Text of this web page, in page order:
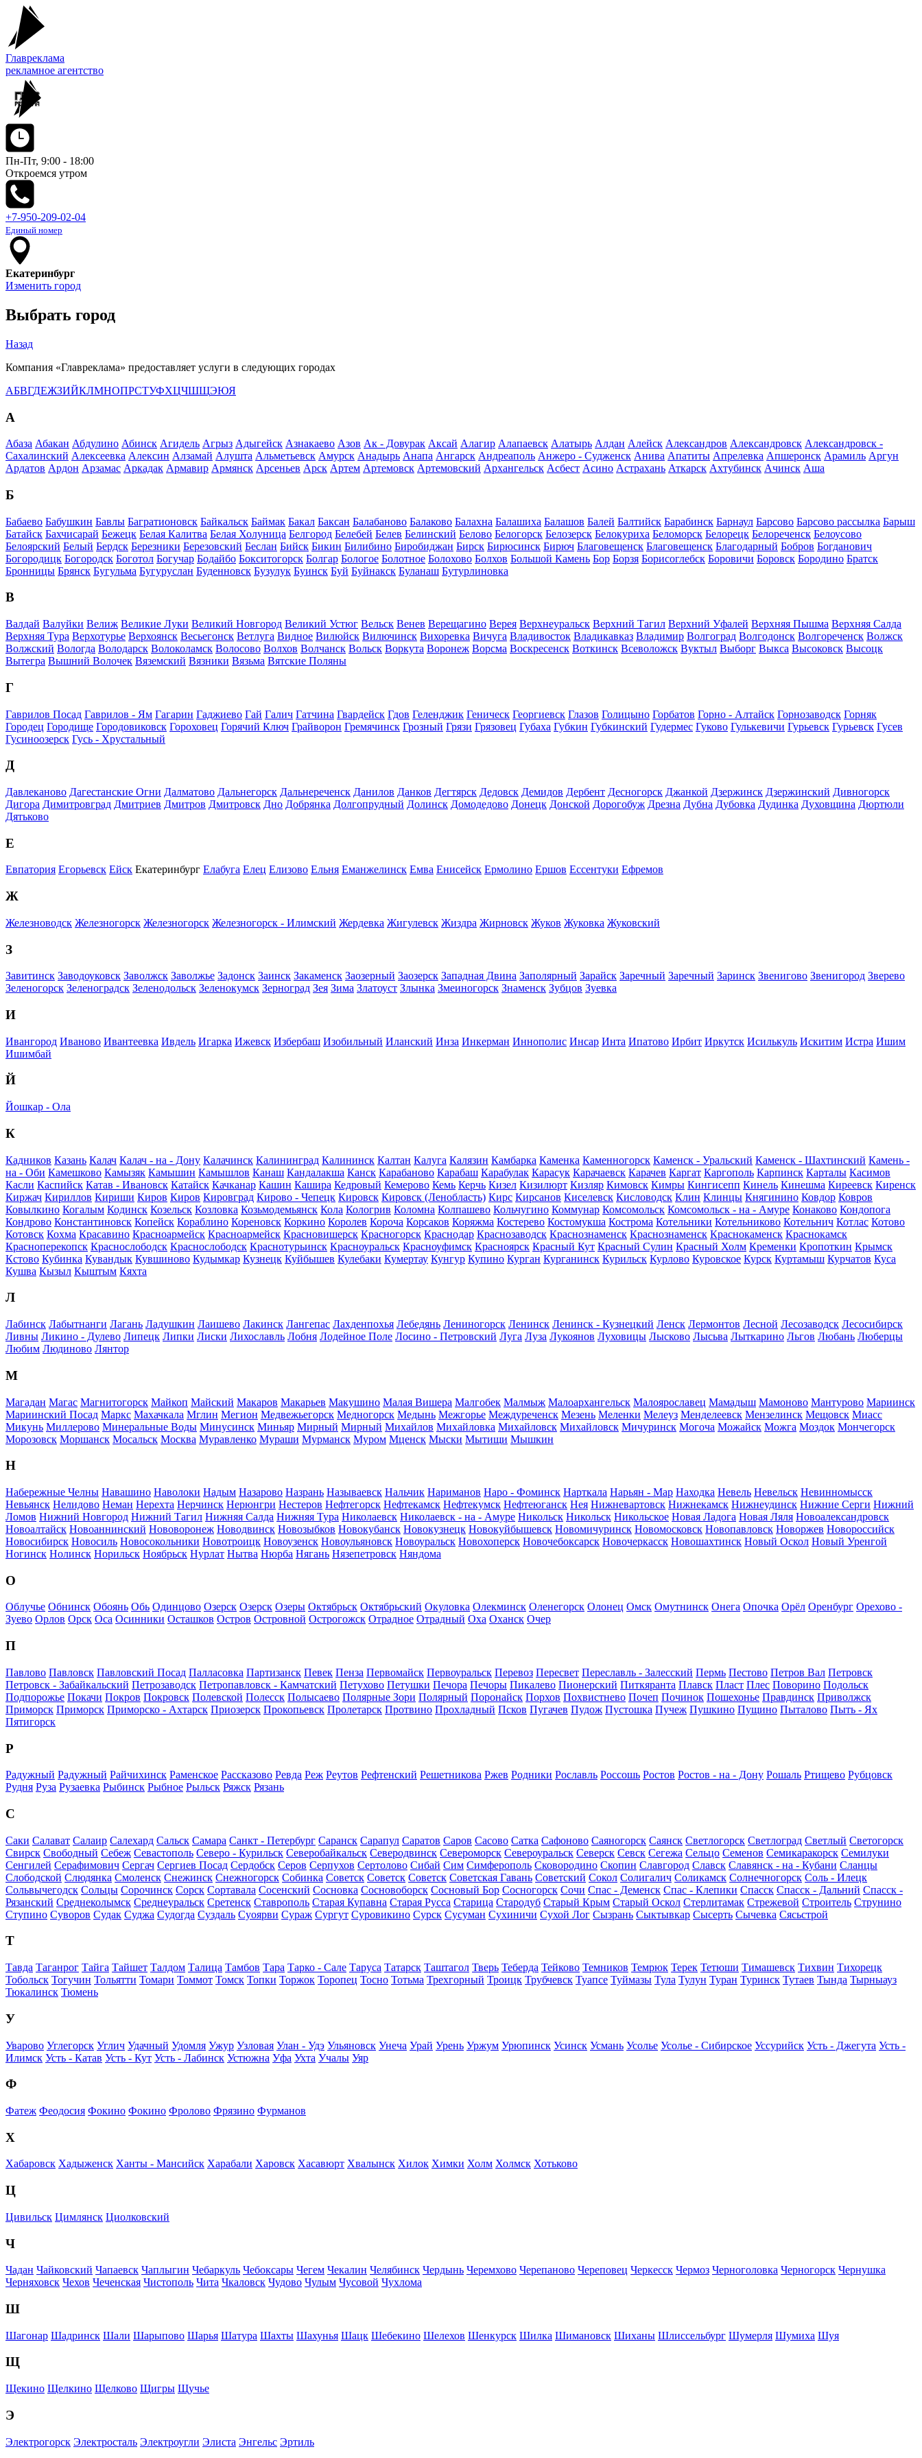
Главреклама
рекламное агентство
Пн-Пт, 9:00 - 18:00
Откроемся утром
+7-950-209-02-04
Единый номер
Екатеринбург
Изменить город
Выбрать город
Назад
Компания «Главреклама» предоставляет услуги в следующих городах
АБВГДЕЖЗИЙКЛМНОПРСТУФХЦЧШЩЭЮЯ
А
Абаза Абакан Абдулино Абинск Агидель Агрыз Адыгейск Азнакаево Азов Ак - Довурак Аксай Алагир Алапаевск Алатырь Алдан Алейск Александров Александровск Александровск -
Сахалинский Алексеевка Алексин Алзамай Алушта Альметьевск Амурск Анадырь Анапа Ангарск Андреаполь Анжеро - Судженск Анива Апатиты Апрелевка Апшеронск Арамиль Аргун
Ардатов Ардон Арзамас Аркадак Армавир Армянск Арсеньев Арск Артем Артемовск Артемовский Архангельск Асбест Асино Астрахань Аткарск Ахтубинск Ачинск Аша
Б
Бабаево Бабушкин Бавлы Багратионовск Байкальск Баймак Бакал Баксан Балабаново Балаково Балахна Балашиха Балашов Балей Балтийск Барабинск Барнаул Барсово Барсово рассылка Барыш
Батайск Бахчисарай Бежецк Белая Калитва Белая Холуница Белгород Белебей Белев Белинский Белово Белогорск Белозерск Белокуриха Беломорск Белорецк Белореченск Белоусово
Белоярский Белый Бердск Березники Березовский Беслан Бийск Бикин Билибино Биробиджан Бирск Бирюсинск Бирюч Благовещенск Благовещенск Благодарный Бобров Богданович
Богородицк Богородск Боготол Богучар Бодайбо Бокситогорск Болгар Бологое Болотное Болохово Болхов Большой Камень Бор Борзя Борисоглебск Боровичи Боровск Бородино Братск
Бронницы Брянск Бугульма Бугуруслан Буденновск Бузулук Буинск Буй Буйнакск Буланаш Бутурлиновка
В
Валдай Валуйки Велиж Великие Луки Великий Новгород Великий Устюг Вельск Венев Верещагино Верея Верхнеуральск Верхний Тагил Верхний Уфалей Верхняя Пышма Верхняя Салда
Верхняя Тура Верхотурье Верхоянск Весьегонск Ветлуга Видное Вилюйск Вилючинск Вихоревка Вичуга Владивосток Владикавказ Владимир Волгоград Волгодонск Волгореченск Волжск
Волжский Вологда Володарск Волоколамск Волосово Волхов Волчанск Вольск Воркута Воронеж Ворсма Воскресенск Воткинск Всеволожск Вуктыл Выборг Выкса Высоковск Высоцк
Вытегра Вышний Волочек Вяземский Вязники Вязьма Вятские Поляны
Г
Гаврилов Посад Гаврилов - Ям Гагарин Гаджиево Гай Галич Гатчина Гвардейск Гдов Геленджик Геническ Георгиевск Глазов Голицыно Горбатов Горно - Алтайск Горнозаводск Горняк
Городец Городище Городовиковск Гороховец Горячий Ключ Грайворон Гремячинск Грозный Грязи Грязовец Губаха Губкин Губкинский Гудермес Гуково Гулькевичи Гурьевск Гурьевск Гусев
Гусиноозерск Гусь - Хрустальный
Д
Давлеканово Дагестанские Огни Далматово Дальнегорск Дальнереченск Данилов Данков Дегтярск Дедовск Демидов Дербент Десногорск Джанкой Дзержинск Дзержинский Дивногорск
Дигора Димитровград Дмитриев Дмитров Дмитровск Дно Добрянка Долгопрудный Долинск Домодедово Донецк Донской Дорогобуж Дрезна Дубна Дубовка Дудинка Духовщина Дюртюли
Дятьково
Е
Евпатория Егорьевск Ейск Екатеринбург Елабуга Елец Елизово Ельня Еманжелинск Емва Енисейск Ермолино Ершов Ессентуки Ефремов
Ж
Железноводск Железногорск Железногорск Железногорск - Илимский Жердевка Жигулевск Жиздра Жирновск Жуков Жуковка Жуковский
З
Завитинск Заводоуковск Заволжск Заволжье Задонск Заинск Закаменск Заозерный Заозерск Западная Двина Заполярный Зарайск Заречный Заречный Заринск Звенигово Звенигород Зверево
Зеленогорск Зеленоградск Зеленодольск Зеленокумск Зерноград Зея Зима Златоуст Злынка Змеиногорск Знаменск Зубцов Зуевка
И
Ивангород Иваново Ивантеевка Ивдель Игарка Ижевск Избербаш Изобильный Иланский Инза Инкерман Иннополис Инсар Инта Ипатово Ирбит Иркутск Исилькуль Искитим Истра Ишим
Ишимбай
Й
Йошкар - Ола
К
Кадников Казань Калач Калач - на - Дону Калачинск Калининград Калининск Калтан Калуга Калязин Камбарка Каменка Каменногорск Каменск - Уральский Каменск - Шахтинский Камень -
на - Оби Камешково Камызяк Камышин Камышлов Канаш Кандалакша Канск Карабаново Карабаш Карабулак Карасук Карачаевск Карачев Каргат Каргополь Карпинск Карталы Касимов
Касли Каспийск Катав - Ивановск Катайск Качканар Кашин Кашира Кедровый Кемерово Кемь Керчь Кизел Кизилюрт Кизляр Кимовск Кимры Кингисепп Кинель Кинешма Киреевск Киренск
Киржач Кириллов Кириши Киров Киров Кировград Кирово - Чепецк Кировск Кировск (Ленобласть) Кирс Кирсанов Киселевск Кисловодск Клин Клинцы Княгинино Ковдор Ковров
Ковылкино Когалым Кодинск Козельск Козловка Козьмодемьянск Кола Кологрив Коломна Колпашево Кольчугино Коммунар Комсомольск Комсомольск - на - Амуре Конаково Кондопога
Кондрово Константиновск Копейск Кораблино Кореновск Коркино Королев Короча Корсаков Коряжма Костерево Костомукша Кострома Котельники Котельниково Котельнич Котлас Котово
Котовск Кохма Красавино Красноармейск Красноармейск Красновишерск Красногорск Краснодар Краснозаводск Краснознаменск Краснознаменск Краснокаменск Краснокамск
Красноперекопск Краснослободск Краснослободск Краснотурьинск Красноуральск Красноуфимск Красноярск Красный Кут Красный Сулин Красный Холм Кременки Кропоткин Крымск
Кстово Кубинка Кувандык Кувшиново Кудымкар Кузнецк Куйбышев Кулебаки Кумертау Кунгур Купино Курган Курганинск Курильск Курлово Куровское Курск Куртамыш Курчатов Куса
Кушва Кызыл Кыштым Кяхта
Л
Лабинск Лабытнанги Лагань Ладушкин Лаишево Лакинск Лангепас Лахденпохья Лебедянь Лениногорск Ленинск Ленинск - Кузнецкий Ленск Лермонтов Лесной Лесозаводск Лесосибирск
Ливны Ликино - Дулево Липецк Липки Лиски Лихославль Лобня Лодейное Поле Лосино - Петровский Луга Луза Лукоянов Луховицы Лысково Лысьва Лыткарино Льгов Любань Люберцы
Любим Людиново Лянтор
М
Магадан Магас Магнитогорск Майкоп Майский Макаров Макарьев Макушино Малая Вишера Малгобек Малмыж Малоархангельск Малоярославец Мамадыш Мамоново Мантурово Мариинск
Мариинский Посад Маркс Махачкала Мглин Мегион Медвежьегорск Медногорск Медынь Межгорье Междуреченск Мезень Меленки Мелеуз Менделеевск Мензелинск Мещовск Миасс
Микунь Миллерово Минеральные Воды Минусинск Миньяр Мирный Мирный Михайлов Михайловка Михайловск Михайловск Мичуринск Могоча Можайск Можга Моздок Мончегорск
Морозовск Моршанск Мосальск Москва Муравленко Мураши Мурманск Муром Мценск Мыски Мытищи Мышкин
Н
Набережные Челны Навашино Наволоки Надым Назарово Назрань Называевск Нальчик Нариманов Наро - Фоминск Нарткала Нарьян - Мар Находка Невель Невельск Невинномысск
Невьянск Нелидово Неман Нерехта Нерчинск Нерюнгри Нестеров Нефтегорск Нефтекамск Нефтекумск Нефтеюганск Нея Нижневартовск Нижнекамск Нижнеудинск Нижние Серги Нижний
Ломов Нижний Новгород Нижний Тагил Нижняя Салда Нижняя Тура Николаевск Николаевск - на - Амуре Никольск Никольск Никольское Новая Ладога Новая Ляля Новоалександровск
Новоалтайск Новоаннинский Нововоронеж Новодвинск Новозыбков Новокубанск Новокузнецк Новокуйбышевск Новомичуринск Новомосковск Новопавловск Новоржев Новороссийск
Новосибирск Новосиль Новосокольники Новотроицк Новоузенск Новоульяновск Новоуральск Новохоперск Новочебоксарск Новочеркасск Новошахтинск Новый Оскол Новый Уренгой
Ногинск Нолинск Норильск Ноябрьск Нурлат Нытва Нюрба Нягань Нязепетровск Няндома
О
Облучье Обнинск Обоянь Обь Одинцово Озерск Озерск Озеры Октябрьск Октябрьский Окуловка Олекминск Оленегорск Олонец Омск Омутнинск Онега Опочка Орёл Оренбург Орехово -
Зуево Орлов Орск Оса Осинники Осташков Остров Островной Острогожск Отрадное Отрадный Оха Оханск Очер
П
Павлово Павловск Павловский Посад Палласовка Партизанск Певек Пенза Первомайск Первоуральск Перевоз Пересвет Переславль - Залесский Пермь Пестово Петров Вал Петровск
Петровск - Забайкальский Петрозаводск Петропавловск - Камчатский Петухово Петушки Печора Печоры Пикалево Пионерский Питкяранта Плавск Пласт Плес Поворино Подольск
Подпорожье Покачи Покров Покровск Полевской Полесск Полысаево Полярные Зори Полярный Поронайск Порхов Похвистнево Почеп Починок Пошехонье Правдинск Приволжск
Приморск Приморск Приморско - Ахтарск Приозерск Прокопьевск Пролетарск Протвино Прохладный Псков Пугачев Пудож Пустошка Пучеж Пушкино Пущино Пыталово Пыть - Ях
Пятигорск
Р
Радужный Радужный Райчихинск Раменское Рассказово Ревда Реж Реутов Рефтенский Решетникова Ржев Родники Рославль Россошь Ростов Ростов - на - Дону Рошаль Ртищево Рубцовск
Рудня Руза Рузаевка Рыбинск Рыбное Рыльск Ряжск Рязань
С
Саки Салават Салаир Салехард Сальск Самара Санкт - Петербург Саранск Сарапул Саратов Саров Сасово Сатка Сафоново Саяногорск Саянск Светлогорск Светлоград Светлый Светогорск
Свирск Свободный Себеж Севастополь Северо - Курильск Северобайкальск Северодвинск Североморск Североуральск Северск Севск Сегежа Сельцо Семенов Семикаракорск Семилуки
Сенгилей Серафимович Сергач Сергиев Посад Сердобск Серов Серпухов Сертолово Сибай Сим Симферополь Сковородино Скопин Славгород Славск Славянск - на - Кубани Сланцы
Слободской Слюдянка Смоленск Снежинск Снежногорск Собинка Советск Советск Советск Советская Гавань Советский Сокол Солигалич Соликамск Солнечногорск Соль - Илецк
Сольвычегодск Сольцы Сорочинск Сорск Сортавала Сосенский Сосновка Сосновоборск Сосновый Бор Сосногорск Сочи Спас - Деменск Спас - Клепики Спасск Спасск - Дальний Спасск -
Рязанский Среднеколымск Среднеуральск Сретенск Ставрополь Старая Купавна Старая Русса Старица Стародуб Старый Крым Старый Оскол Стерлитамак Стрежевой Строитель Струнино
Ступино Суворов Судак Суджа Судогда Суздаль Суоярви Сураж Сургут Суровикино Сурск Сусуман Сухиничи Сухой Лог Сызрань Сыктывкар Сысерть Сычевка Сясьстрой
Т
Тавда Таганрог Тайга Тайшет Талдом Талица Тамбов Тара Тарко - Сале Таруса Татарск Таштагол Тверь Теберда Тейково Темников Темрюк Терек Тетюши Тимашевск Тихвин Тихорецк
Тобольск Тогучин Тольятти Томари Томмот Томск Топки Торжок Торопец Тосно Тотьма Трехгорный Троицк Трубчевск Туапсе Туймазы Тула Тулун Туран Туринск Тутаев Тында Тырныауз
Тюкалинск Тюмень
У
Уварово Углегорск Углич Удачный Удомля Ужур Узловая Улан - Удэ Ульяновск Унеча Урай Урень Уржум Урюпинск Усинск Усмань Усолье Усолье - Сибирское Уссурийск Усть - Джегута Усть -
Илимск Усть - Катав Усть - Кут Усть - Лабинск Устюжна Уфа Ухта Учалы Уяр
Ф
Фатеж Феодосия Фокино Фокино Фролово Фрязино Фурманов
Х
Хабаровск Хадыженск Ханты - Мансийск Харабали Харовск Хасавюрт Хвалынск Хилок Химки Холм Холмск Хотьково
Ц
Цивильск Цимлянск Циолковский
Ч
Чадан Чайковский Чапаевск Чаплыгин Чебаркуль Чебоксары Чегем Чекалин Челябинск Чердынь Черемхово Черепаново Череповец Черкесск Чермоз Черноголовка Черногорск Чернушка
Черняховск Чехов Чеченская Чистополь Чита Чкаловск Чудово Чулым Чусовой Чухлома
Ш
Шагонар Шадринск Шали Шарыпово Шарья Шатура Шахты Шахунья Шацк Шебекино Шелехов Шенкурск Шилка Шимановск Шиханы Шлиссельбург Шумерля Шумиха Шуя
Щ
Щекино Щелкино Щелково Щигры Щучье
Э
Электрогорск Электросталь Электроугли Элиста Энгельс Эртиль